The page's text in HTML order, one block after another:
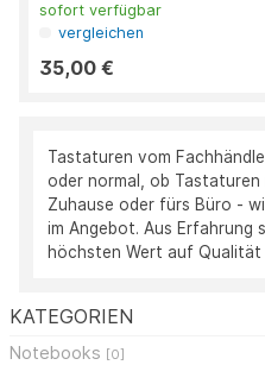
KATEGORIEN
Notebooks [0]
sofort verfügbar
vergleichen
35,00 €
Tastaturen vom
oder normal, ob
Zuhause oder fürs Büro -
im Angebot. Aus Erfahrung
höchsten Wert auf